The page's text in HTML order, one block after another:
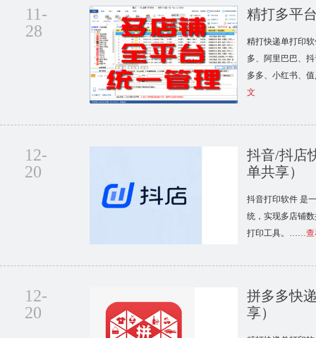
11-
28
精打多平
精打快递单打印
多、阿里巴巴、
多多、小红书、
文
12-
20
抖音/抖店
单共享）
抖音打印软件 是
统，实现多店铺
打印工具。……
12-
20
拼多多快
享）